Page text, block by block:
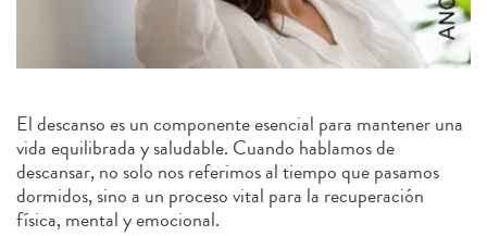
El descanso es un componente esencial para mantener una
vida equilibrada y saludable. Cuando hablamos de
descansar, no solo nos referimos al tiempo que pasamos
dormidos, sino a un proceso vital para la recuperación
física, mental y emocional.